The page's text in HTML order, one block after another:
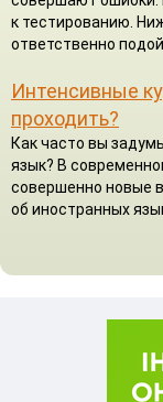
к тестированию.
ответственно
Интенсивные
проходить?
Как часто вы
язык? В
совершенно новые
об иностранных